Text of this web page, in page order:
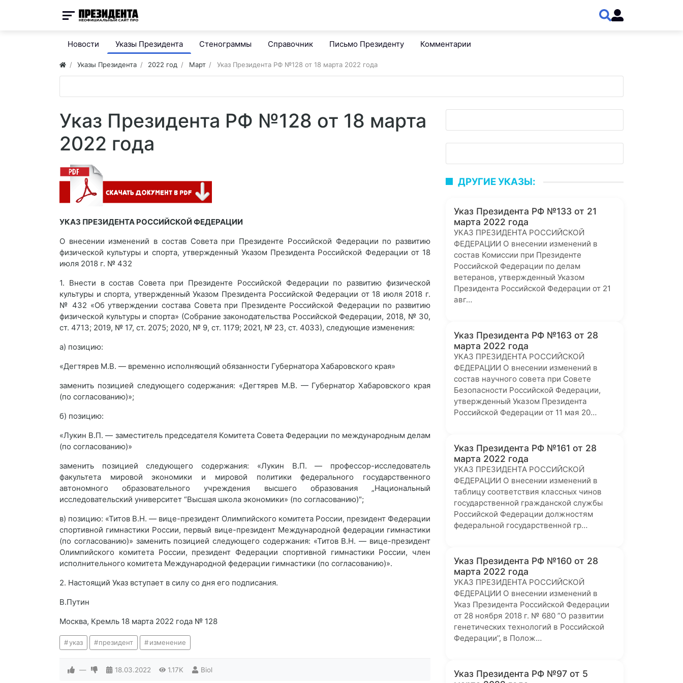
Новости Указы Президента Стенограммы Справочник Письмо Президенту Комментарии
Указы Президента 2022 год Март Указ Президента РФ №128 от 18 марта 2022 года
Указ Президента РФ №128 от 18 марта
2022 года
УКАЗ ПРЕЗИДЕНТА РОССИЙСКОЙ ФЕДЕРАЦИИ
О внесении изменений в состав Совета при Президенте Российской Федерации по развитию
физической культуры и спорта, утвержденный Указом Президента Российской Федерации от 18
июля 2018 г. № 432
1. Внести в состав Совета при Президенте Российской Федерации по развитию физической
культуры и спорта, утвержденный Указом Президента Российской Федерации от 18 июля 2018 г.
№ 432 «Об утверждении состава Совета при Президенте Российской Федерации по развитию
физической культуры и спорта» (Собрание законодательства Российской Федерации, 2018, № 30,
ст. 4713; 2019, № 17, ст. 2075; 2020, № 9, ст. 1179; 2021, № 23, ст. 4033), следующие изменения:
а) позицию:
«Дегтярев М.В. — временно исполняющий обязанности Губернатора Хабаровского края»
заменить позицией следующего содержания: «Дегтярев М.В. — Губернатор Хабаровского края
(по согласованию)»;
б) позицию:
«Лукин В.П. — заместитель председателя Комитета Совета Федерации по международным делам
(по согласованию)»
заменить позицией следующего содержания: «Лукин В.П. — профессор-исследователь
факультета мировой экономики и мировой политики федерального государственного
автономного образовательного учреждения высшего образования „Национальный
исследовательский университет “Высшая школа экономики» (по согласованию)";
в) позицию: «Титов В.Н. — вице-президент Олимпийского комитета России, президент Федерации
спортивной гимнастики России, первый вице-президент Международной федерации гимнастики
(по согласованию)» заменить позицией следующего содержания: «Титов В.Н. — вице-президент
Олимпийского комитета России, президент Федерации спортивной гимнастики России, член
исполнительного комитета Международной федерации гимнастики (по согласованию)».
2. Настоящий Указ вступает в силу со дня его подписания.
В.Путин
Москва, Кремль 18 марта 2022 года № 128
указ президент изменение
— 18.03.2022 1.17K Biol
ДРУГИЕ УКАЗЫ:
Указ Президента РФ №133 от 21
марта 2022 года
УКАЗ ПРЕЗИДЕНТА РОССИЙСКОЙ
ФЕДЕРАЦИИ О внесении изменений в
состав Комиссии при Президенте
Российской Федерации по делам
ветеранов, утвержденный Указом
Президента Российской Федерации от 21
авг…
Указ Президента РФ №163 от 28
марта 2022 года
УКАЗ ПРЕЗИДЕНТА РОССИЙСКОЙ
ФЕДЕРАЦИИ О внесении изменений в
состав научного совета при Совете
Безопасности Российской Федерации,
утвержденный Указом Президента
Российской Федерации от 11 мая 20…
Указ Президента РФ №161 от 28
марта 2022 года
УКАЗ ПРЕЗИДЕНТА РОССИЙСКОЙ
ФЕДЕРАЦИИ О внесении изменений в
таблицу соответствия классных чинов
государственной гражданской службы
Российской Федерации должностям
федеральной государственной гр…
Указ Президента РФ №160 от 28
марта 2022 года
УКАЗ ПРЕЗИДЕНТА РОССИЙСКОЙ
ФЕДЕРАЦИИ О внесении изменений в
Указ Президента Российской Федерации
от 28 ноября 2018 г. № 680 ”О развитии
генетических технологий в Российской
Федерации’’, в Полож…
Указ Президента РФ №97 от 5